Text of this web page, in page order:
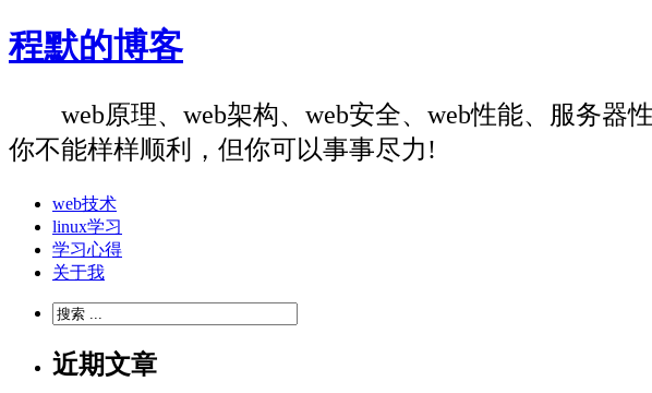
程默的博客
web原理、web架构、web安全、web性能、服务器
你不能样样顺利，但你可以事事尽力!
web技术
linux学习
学习心得
关于我
近期文章